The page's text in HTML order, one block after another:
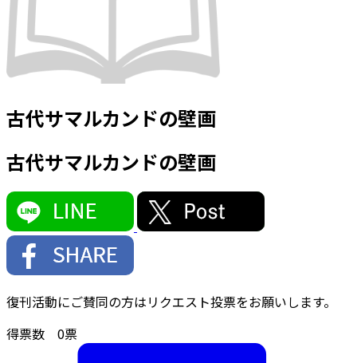
古代サマルカンドの壁画
古代サマルカンドの壁画
復刊活動にご賛同の方はリクエスト投票をお願いします。
得票数 0票